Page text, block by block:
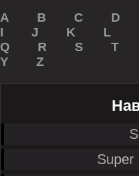
A B C D
I
J K L
Q
R S T
Y
Z
Super